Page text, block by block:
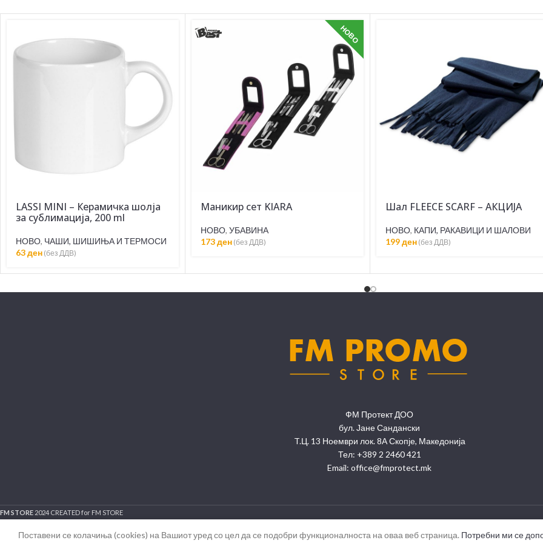
LASSI MINI – Керамичка шолја
за сублимација, 200 ml
НОВО, ЧАШИ, ШИШИЊА И ТЕРМОСИ
63ден (без ДДВ)
НОВО
Маникир сет KIARA
НОВО, УБАВИНА
173ден (без ДДВ)
Шал FLEECE SCARF – АКЦИЈА
НОВО, КАПИ, РАКАВИЦИ И ШАЛОВИ
199ден (без ДДВ)
ФМ Протект ДОО
бул. Јане Сандански
T.Ц. 13 Ноември лок. 8А Скопје, Македонија
Тел: +389 2 2460 421
Email: office@fmprotect.mk
FM STORE 2024 CREATED for FM STORE
Поставени се колачиња (cookies) на Вашиот уред со цел да се подобри функционалноста на оваа веб страница. Потребни ми се